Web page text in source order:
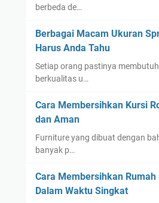
berbeda de…
Berbagai Macam Ukuran
Harus Anda Tahu
Setiap orang pastinya
berkualitas u…
Cara Membersihkan Kursi
dan Aman
Furniture yang dibuat dengan
banyak p…
Cara Membersihkan Rumah
Dalam Waktu Singkat